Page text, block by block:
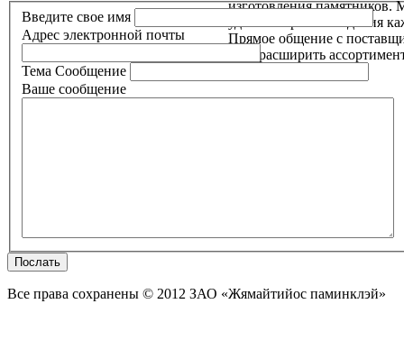
изготовления памятников.
удовлетворить ожидания
Прямое общение с
но и расширить
Введите свое имя
Aдрес электронной почты
Тема Сообщение
Ваше сообщение
Послать
Все права сохранены © 2012 ЗАО «Жямайтийос паминклэй»